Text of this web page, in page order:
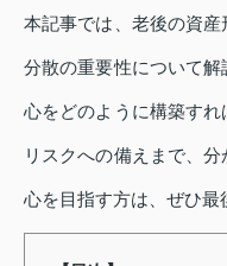
本記事では、老後の資
分散の重要性について
心をどのように構築す
リスクへの備えまで、
心を目指す方は、ぜひ最